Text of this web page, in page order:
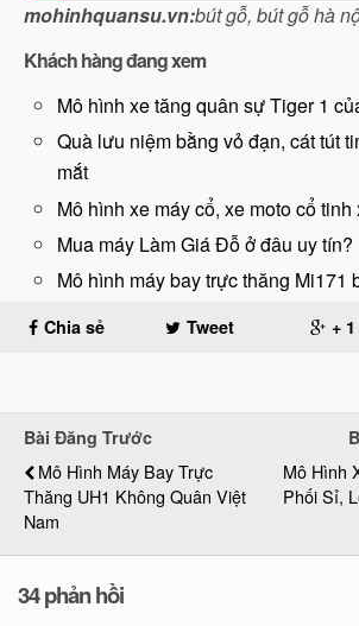
mohinhquansu.vn:bút gỗ, bút gỗ hà
Khách hàng đang xem
Mô hình xe tăng quân sự Tiger 1
Quà lưu niệm bằng vỏ đạn, cát tút
mắt
Mô hình xe máy cổ, xe moto cổ tinh
Mua máy Làm Giá Đỗ ở đâu uy tín?
Mô hình máy bay trực thăng Mi171
Chia sẻ Tweet + 1
Bài Đăng Trước
Mô Hình Máy Bay Trực
Thăng UH1 Không Quân Việt
Nam
Mô Hình
Phối Sỉ,
34 phản hồi